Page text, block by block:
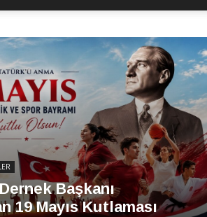
Başkanı
19 Mayıs Kutlaması